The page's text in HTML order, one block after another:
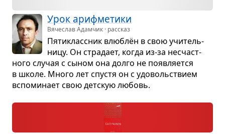
Урок ариф­ме­тики
Вячеслав Адамчик · рассказ
Пяти­класс­ник влю­блён в свою учи­тель­
ницу. Он стра­дает, когда из-за несчаст­
ного слу­чая с сыном она долго не появ­ля­ется
в школе. Много лет спу­стя он с удо­воль­ствием
вспо­ми­нает свою дет­скую любовь.